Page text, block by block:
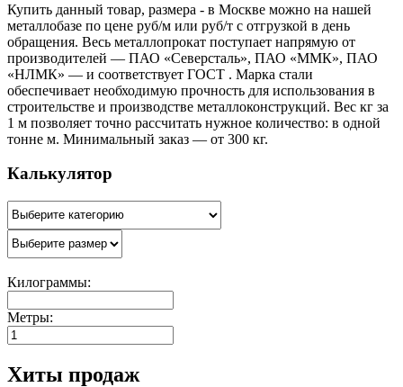
Купить данный товар, размера - в Москве можно на нашей
металлобазе по цене руб/м или руб/т с отгрузкой в день
обращения. Весь металлопрокат поступает напрямую от
производителей — ПАО «Северсталь», ПАО «ММК», ПАО
«НЛМК» — и соответствует ГОСТ . Марка стали
обеспечивает необходимую прочность для использования в
строительстве и производстве металлоконструкций. Вес кг за
1 м позволяет точно рассчитать нужное количество: в одной
тонне м. Минимальный заказ — от 300 кг.
Калькулятор
Килограммы:
Метры:
Хиты продаж